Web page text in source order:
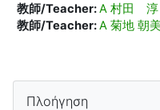
教師/Teacher:A 村田 淳
教師/Teacher:A 菊地 朝
Μπλοκ
Πλοήγηση